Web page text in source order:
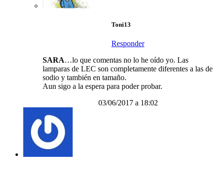
Toni13
Responder
SARA…lo que comentas no lo he oído yo. Las
lamparas de LEC son completamente diferentes a las de
sodio y también en tamaño.
Aun sigo a la espera para poder probar.
03/06/2017 a 18:02